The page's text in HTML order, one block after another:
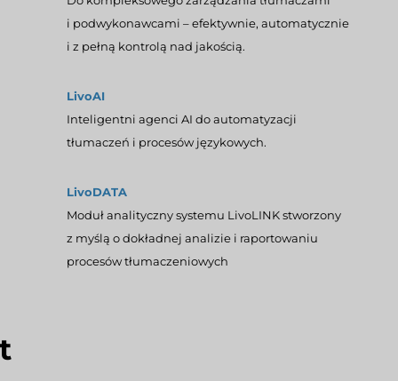
i podwykonawcami – efektywnie, automatycznie
i z pełną kontrolą nad jakością.
LivoAI
Inteligentni agenci AI do automatyzacji
tłumaczeń i procesów językowych.
LivoDATA
Moduł analityczny systemu LivoLINK stworzony
z myślą o dokładnej analizie i raportowaniu
procesów tłumaczeniowych